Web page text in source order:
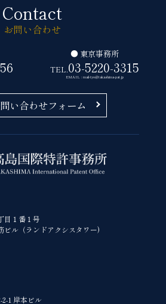
Contact
お問い合わせ
● 東京事務所
TEL.03-5220-3315
EMAIL : mail-tyo@takashima-pat.jp
い合わせフォーム
目１番１号
ビル（ランドアクシスタワー)
1 岸本ビル